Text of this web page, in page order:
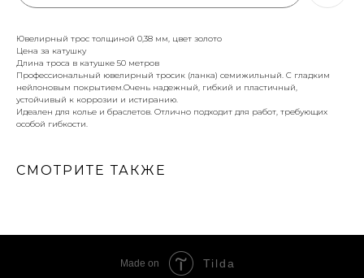
Ювелирный трос толщиной 0,38 мм, цвет золото
Цена за катушку
Длина троса в катушке 50 метров
Профессиональный ювелирный тросик (ланка) семижильный. С гладким
нейлоновым покрытием.Очень надежный, гибкий и пластичный,
устойчивый к коррозии и истиранию.
Идеален для колье и браслетов. Отлично подходит для работ, требующих
особой гибкости.
СМОТРИТЕ ТАКЖЕ
Made on Tilda